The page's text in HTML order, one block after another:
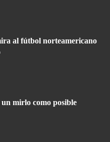
al fútbol norteamericano
mirlo como posible